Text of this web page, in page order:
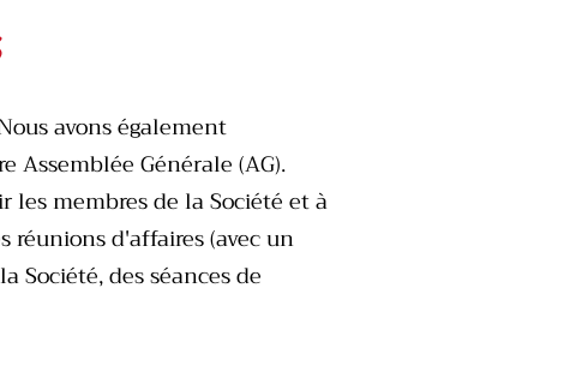
avons également
Générale (AG).
membres de la Société et à
réunions d'affaires (avec un
Société, des séances de